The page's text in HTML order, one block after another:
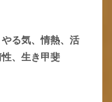
る気、情熱、活
、生き甲斐